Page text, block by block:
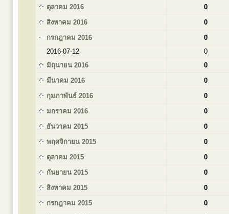
ตุลาคม 2016
0
สิงหาคม 2016
0
กรกฎาคม 2016
0
2016-07-12
0
มิถุนายน 2016
0
มีนาคม 2016
0
กุมภาพันธ์ 2016
0
มกราคม 2016
0
ธันวาคม 2015
0
พฤศจิกายน 2015
0
ตุลาคม 2015
0
กันยายน 2015
0
สิงหาคม 2015
0
กรกฎาคม 2015
0